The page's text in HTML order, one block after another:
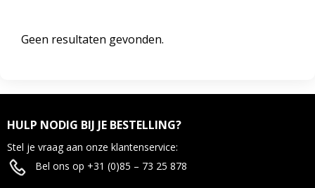
Geen resultaten gevonden.
HULP NODIG BIJ JE BESTELLING?
Stel je vraag aan onze klantenservice:
Bel ons op +31 (0)85 – 73 25 878